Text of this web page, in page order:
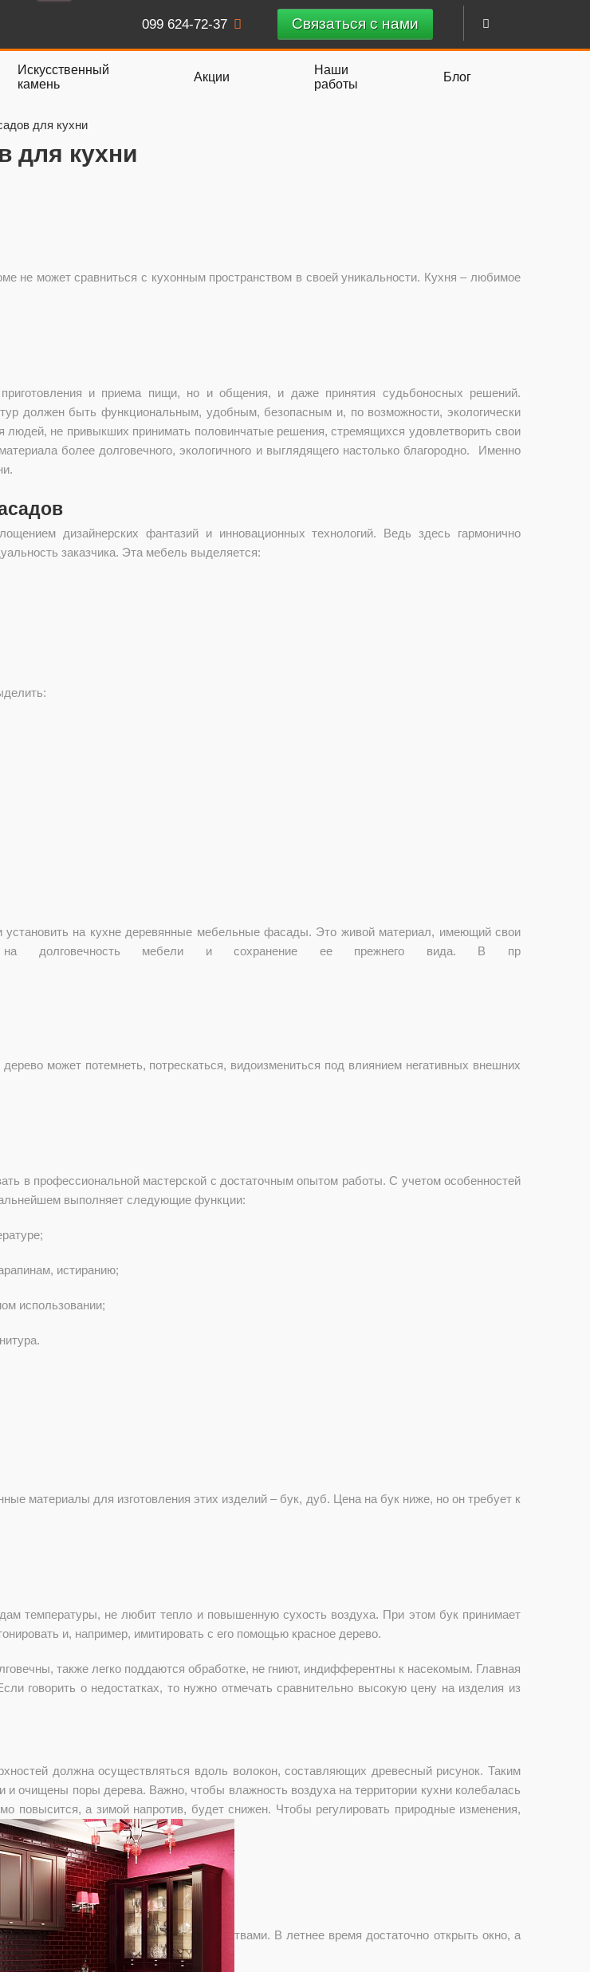
099 624-72-37 Связаться с нами
Искусственный
камень
Акции
Наши
работы
Блог
для кухни
для кухни
не может сравниться с кухонным пространством в своей уникальности. Кухня – любимое
и приема пищи, но и общения, и даже принятия судьбоносных решений.
должен быть функциональным, удобным, безопасным и, по возможности, экологически
не привыкших принимать половинчатые решения, стремящихся удовлетворить свои
более долговечного, экологичного и выглядящего настолько благородно. Именно
дизайнерских фантазий и инновационных технологий. Ведь здесь гармонично
заказчика. Эта мебель выделяется:
установить на кухне деревянные мебельные фасады. Это живой материал, имеющий свои
на долговечность мебели и сохранение ее прежнего вида. В пр
может потемнеть, потрескаться, видоизмениться под влиянием негативных внешних
в профессиональной мастерской с достаточным опытом работы. С учетом особенностей
выполняет следующие функции:
истиранию;
использовании;
материалы для изготовления этих изделий – бук, дуб. Цена на бук ниже, но он требует к
температуры, не любит тепло и повышенную сухость воздуха. При этом бук принимает
и, например, имитировать с его помощью красное дерево.
также легко поддаются обработке, не гниют, индифферентны к насекомым. Главная
говорить о недостатках, то нужно отмечать сравнительно высокую цену на изделия из
должна осуществляться вдоль волокон, составляющих древесный рисунок. Таким
очищены поры дерева. Важно, чтобы влажность воздуха на территории кухни колебалась
повысится, а зимой напротив, будет снижен. Чтобы регулировать природные изменения,
твами. В летнее время достаточно открыть окно, а